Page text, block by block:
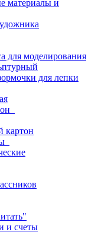
материалы и
для моделирования
для лепки
картон
и счеты